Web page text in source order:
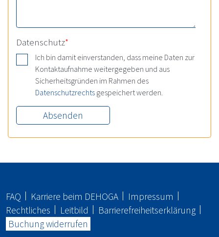
Datenschutz*
Ich bin damit einverstanden, dass meine Daten zur
Kontaktaufnahme weitergegeben und aus
Sicherheitsgründen im Rahmen des
Datenschutzrechtsgespeichert werden.
FAQ Karriere beim DEHOGA
Impressum
Rechtliches
Leitbild
Barrierefreiheitserklärung
Buchung widerrufen